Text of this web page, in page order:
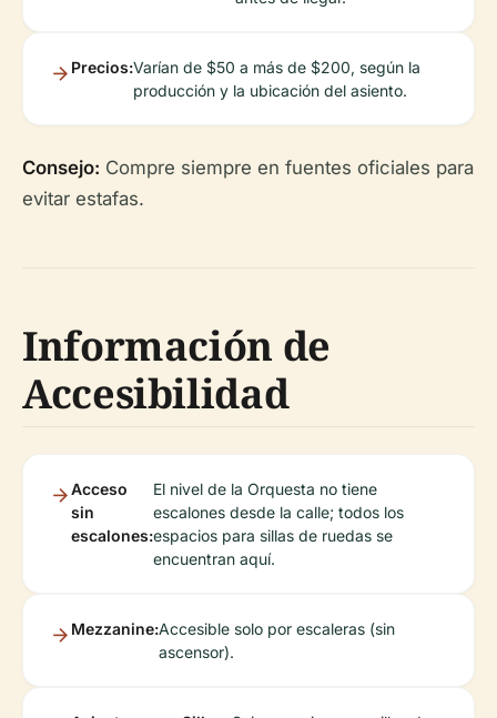
Precios:Varían de $50 a más de $200, según la
producción y la ubicación del asiento.
Consejo: Compre siempre en fuentes oficiales para
evitar estafas.
Información de
Accesibilidad
Acceso
sin
escalones:
El nivel de la Orquesta no tiene
escalones desde la calle; todos los
espacios para sillas de ruedas se
encuentran aquí.
Mezzanine:Accesible solo por escaleras (sin
ascensor).